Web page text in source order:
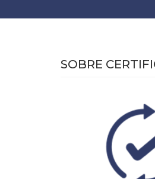
SOBRE